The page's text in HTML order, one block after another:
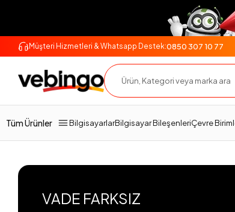
Müşteri Hizmetleri & Whatsapp Destek:0850 307 10 77
Tüm Ürünler BilgisayarlarBilgisayar BileşenleriÇevre
VADE FARKSIZ